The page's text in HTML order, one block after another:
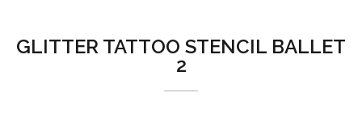
GLITTER TATTOO STENCIL BALLET
2